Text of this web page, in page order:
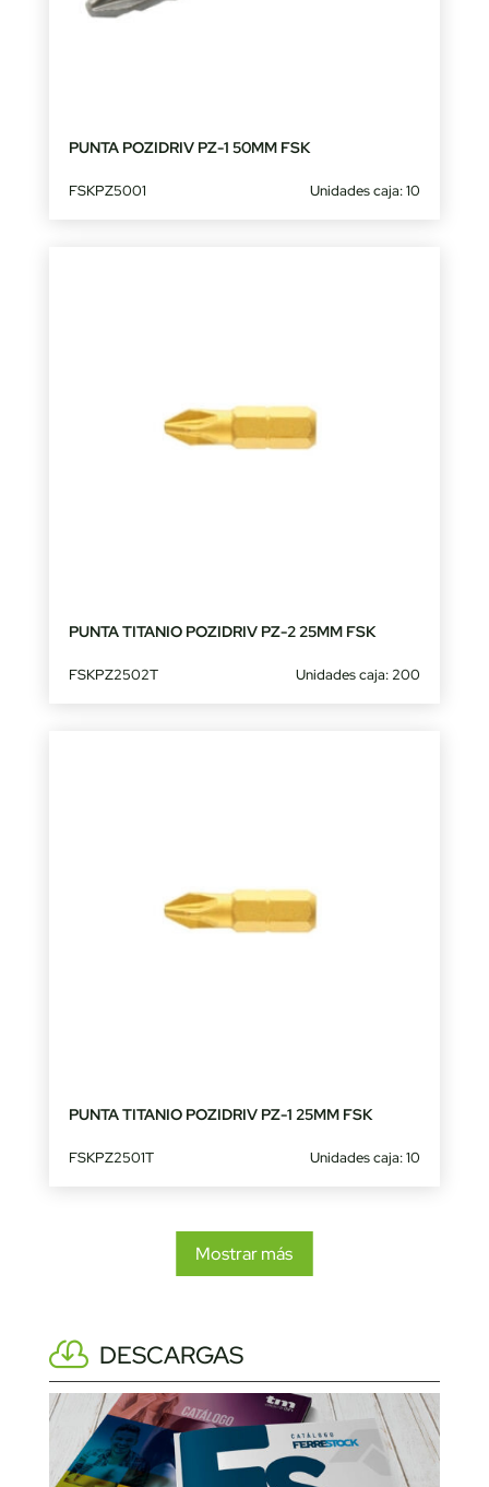
PUNTA POZIDRIV PZ-1 50MM FSK
FSKPZ5001 Unidades caja: 10
PUNTA TITANIO POZIDRIV PZ-2 25MM FSK
FSKPZ2502T Unidades caja: 200
PUNTA TITANIO POZIDRIV PZ-1 25MM FSK
FSKPZ2501T Unidades caja: 10
Mostrar más
DESCARGAS